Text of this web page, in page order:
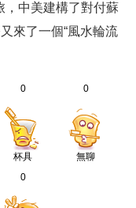
，中美建構了對付蘇
來了一個“風水輪流
0
杯具
0
無聊
0